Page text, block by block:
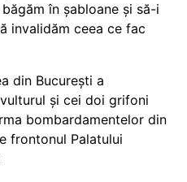
în șabloane și să-i
invalidăm ceea ce fac
din București a
și cei doi grifoni
bombardamentelor din
frontonul Palatului